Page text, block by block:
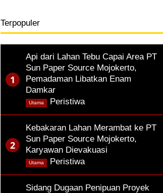
Terpopuler
Api dari Lahan Tebu Capai Area PT
Sun Paper Source Mojokerto,
Pemadaman Libatkan Enam
Damkar
Peristiwa,
Utama
Kebakaran Lahan Merambat ke PT
Sun Paper Source Mojokerto,
Karyawan Dievakuasi
Peristiwa,
Utama
Sidang Dugaan Penipuan Proyek